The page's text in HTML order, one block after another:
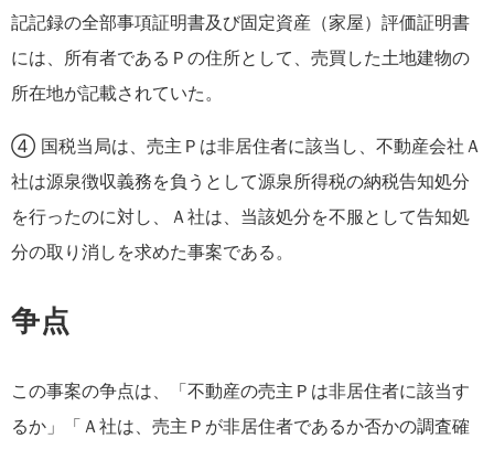
記記録の全部事項証明書及び固定資産（家屋）評価証明書
には、所有者であるＰの住所として、売買した土地建物の
所在地が記載されていた。
④ 国税当局は、売主Ｐは非居住者に該当し、不動産会社Ａ
社は源泉徴収義務を負うとして源泉所得税の納税告知処分
を行ったのに対し、Ａ社は、当該処分を不服として告知処
分の取り消しを求めた事案である。
争点
この事案の争点は、「不動産の売主Ｐは非居住者に該当す
るか」「Ａ社は、売主Ｐが非居住者であるか否かの調査確